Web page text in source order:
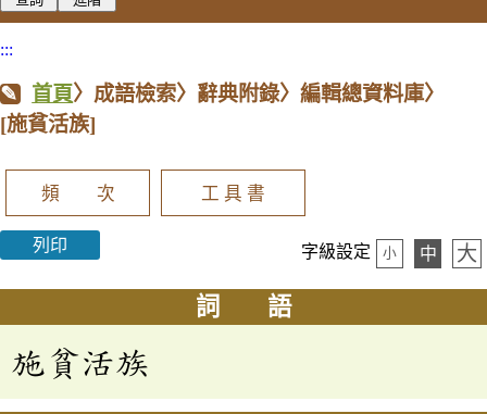
:::
首頁〉成語檢索〉辭典附錄〉編輯總資料庫〉
[施貧活族]
頻 次 工 具 書
列印 字級設定 小 中 大
詞 語
施貧活族